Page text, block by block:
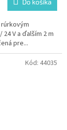
Do košíka
rúrkovým
V a ďalším 2 m
pre...
Kód: 44035